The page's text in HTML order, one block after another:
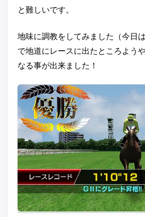
と難しいです。
地味に調教をしてみました（今日
で地道にレースに出たところよう
なる事が出来ました！